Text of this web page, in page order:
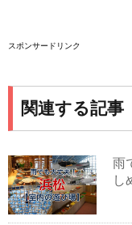
スポンサードリンク
関連する記事
雨
し